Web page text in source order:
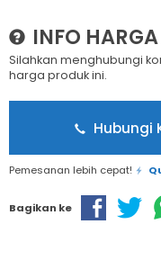
INFO HARGA
Silahkan menghubungi
harga produk ini.
Hubungi
Pemesanan lebih cepat!
Bagikan ke